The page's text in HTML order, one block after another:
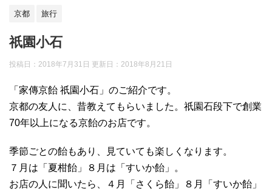
京都 旅行
祇園小石
投稿日：2018年7月31日 更新日： 2018年8月21日
「家傳京飴 祇園小石」のご紹介です。
京都の友人に、昔教えてもらいました。祇園石段下で創業
70年以上になる京飴のお店です。
季節ごとの飴もあり、見ていても楽しくなります。
７月は「夏柑飴」８月は「すいか飴」。
お店の人に聞いたら、４月「さくら飴」８月「すいか飴」